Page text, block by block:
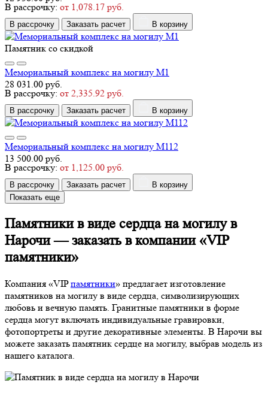
В рассрочку: от 1,078.17 руб.
В рассрочку Заказать расчет В корзину
Памятник со скидкой
Мемориальный комплекс на могилу М1
28 031.00 руб.
В рассрочку: от 2,335.92 руб.
В рассрочку Заказать расчет В корзину
Мемориальный комплекс на могилу М112
13 500.00 руб.
В рассрочку: от 1,125.00 руб.
В рассрочку Заказать расчет
В корзину
Показать еще
Памятники в виде сердца на могилу в
Нарочи — заказать в компании «VIP
памятники»
Компания «VIPпамятники» предлагает изготовление
памятников на могилу в виде сердца, символизирующих
любовь и вечную память. Гранитные памятники в форме
сердца могут включать индивидуальные гравировки,
фотопортреты и другие декоративные элементы. В Нарочи вы
можете заказать памятник сердце на могилу, выбрав модель из
нашего каталога.